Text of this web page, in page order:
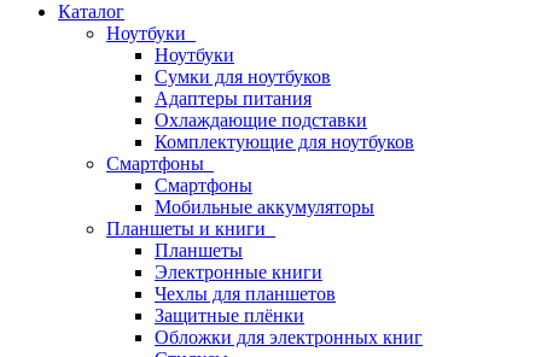
Каталог
Ноутбуки
Ноутбуки
Сумки для ноутбуков
Адаптеры питания
Охлаждающие подставки
Комплектующие для ноутбуков
Смартфоны
Смартфоны
Мобильные аккумуляторы
Планшеты и книги
Планшеты
Электронные книги
Чехлы для планшетов
Защитные плёнки
Обложки для электронных книг